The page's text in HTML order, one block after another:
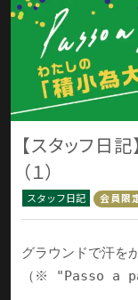
【スタッフ日
（１）
スタッフ日記 会員限
グラウンドで汗を
（※ "Passo a